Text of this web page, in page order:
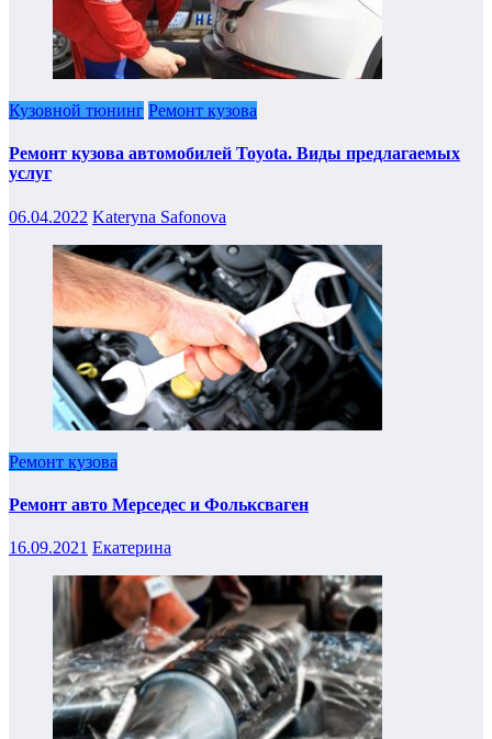
Кузовной тюнинг Ремонт кузова
Ремонт кузова автомобилей Toyota. Виды предлагаемых
услуг
06.04.2022 Kateryna Safonova
Ремонт кузова
Ремонт авто Мерседес и Фольксваген
16.09.2021 Екатерина